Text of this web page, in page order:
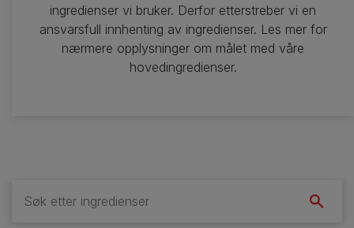
ingredienser vi bruker. Derfor etterstreber vi en
ansvarsfull innhenting av ingredienser. Les mer for
nærmere opplysninger om målet med våre
hovedingredienser.